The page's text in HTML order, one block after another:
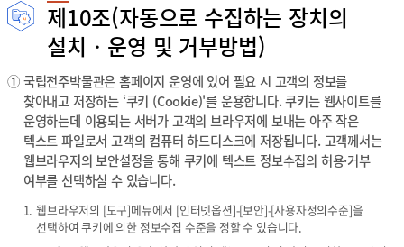
제10조(자동으로 수집하는 장치의
설치‧운영 및 거부방법)
①국립전주박물관은 홈페이지 운영에 있어 필요 시 고객의 정보를
찾아내고 저장하는 ‘쿠키 (Cookie)'를 운용합니다. 쿠키는 웹사이트를
운영하는데 이용되는 서버가 고객의 브라우저에 보내는 아주 작은
텍스트 파일로서 고객의 컴퓨터 하드디스크에 저장됩니다. 고객께서는
웹브라우저의 보안설정을 통해 쿠키에 텍스트 정보수집의 허용·거부
여부를 선택하실 수 있습니다.
1. 웹브라우저의 [도구]메뉴에서 [인터넷옵션]-[보안]-[사용자정의수준]을
선택하여 쿠키에 의한 정보수집 수준을 정할 수 있습니다.